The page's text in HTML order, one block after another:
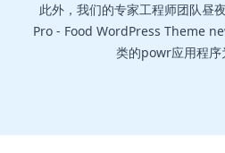
此外，我们的专家工程师团队昼
Pro - Food WordPress Theme
类的powr应用程序